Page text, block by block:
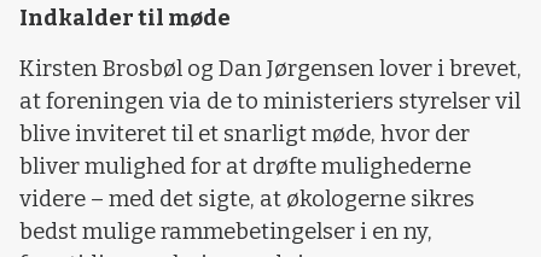
Indkalder til møde
Kirsten Brosbøl og Dan Jørgensen lover i brevet,
at foreningen via de to ministeriers styrelser vil
blive inviteret til et snarligt møde, hvor der
bliver mulighed for at drøfte mulighederne
videre – med det sigte, at økologerne sikres
bedst mulige rammebetingelser i en ny,